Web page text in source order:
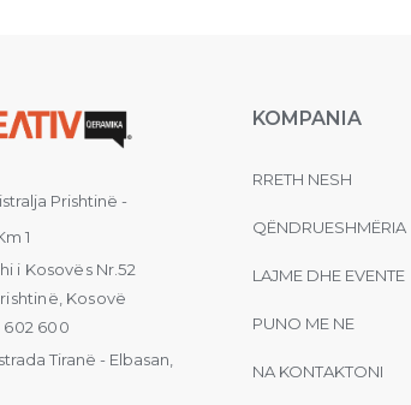
Prishtinë -
1
i Kosovës Nr.52
Kosovë
602 600
Tiranë - Elbasan,
KOMPANIA
RRETH NESH
QËNDRUESHMËRIA
LAJME DHE EVENTE
PUNO ME NE
NA KONTAKTONI